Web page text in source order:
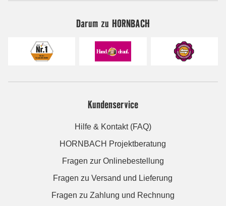
Darum zu HORNBACH
Kundenservice
Hilfe & Kontakt (FAQ)
HORNBACH Projektberatung
Fragen zur Onlinebestellung
Fragen zu Versand und Lieferung
Fragen zu Zahlung und Rechnung